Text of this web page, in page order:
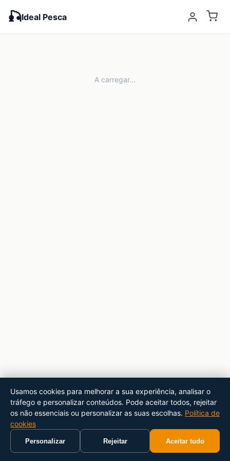
🎣Ideal Pesca
A carregar...
Usamos cookies para melhorar a sua experiência, analisar o
tráfego e personalizar conteúdos. Pode aceitar todos, rejeitar
os não essenciais ou personalizar as suas escolhas. Política de
cookies
Personalizar Rejeitar Aceitar tudo